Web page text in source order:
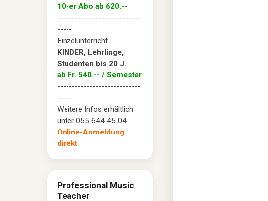
10-er Abo ab 620.--
----------------------------
-----
Einzelunterricht
KINDER, Lehrlinge,
Studenten bis 20 J.
ab Fr. 540.-- / Semester
----------------------------
-----
Weitere Infos erhältlich
unter 055 644 45 04.
Online-Anmeldung
direkt
Professional Music
Teacher